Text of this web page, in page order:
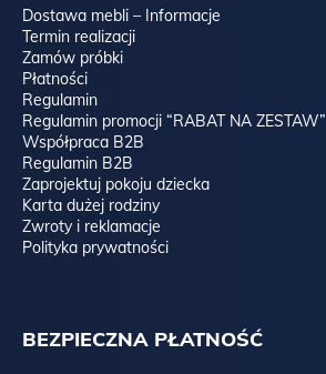
Dostawa mebli – Informacje
Termin realizacji
Zamów próbki
Płatności
Regulamin
Regulamin promocji “RABAT NA ZESTAW”
Współpraca B2B
Regulamin B2B
Zaprojektuj pokoju dziecka
Karta dużej rodziny
Zwroty i reklamacje
Polityka prywatności
BEZPIECZNA PŁATNOŚĆ